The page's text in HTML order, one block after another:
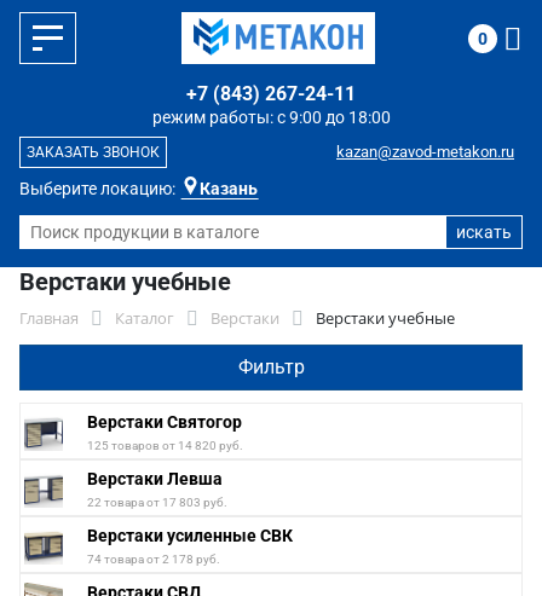
Выберите локацию: Казань
режим работы: с 9:00 до 18:00
+7 (843) 267-24-11
kazan@zavod-metakon.ru
ЗАКАЗАТЬ ЗВОНОК
0
Верстаки учебные
Главная Каталог Верстаки Верстаки учебные
Фильтр
Верстаки Святогор
125 товаров от 14 820 руб.
Верстаки Левша
22 товара от 17 803 руб.
Верстаки усиленные СВК
74 товара от 2 178 руб.